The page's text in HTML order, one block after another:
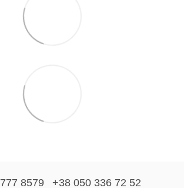
8579 +38 050 336 72 52